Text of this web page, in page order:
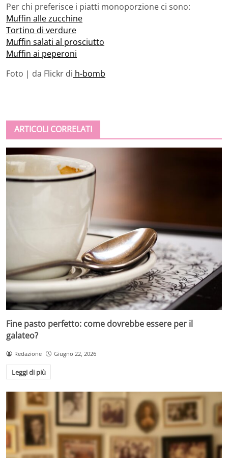
Per chi preferisce i piatti monoporzione ci sono:
Muffin alle zucchine
Tortino di verdure
Muffin salati al prosciutto
Muffin ai peperoni
Foto | da Flickr di h-bomb
ARTICOLI CORRELATI
Fine pasto perfetto: come dovrebbe essere per il
galateo?
Redazione Giugno 22, 2026
Leggi di più